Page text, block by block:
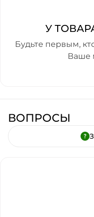
У
Будьте первым,
Ваше
ВОПРОСЫ